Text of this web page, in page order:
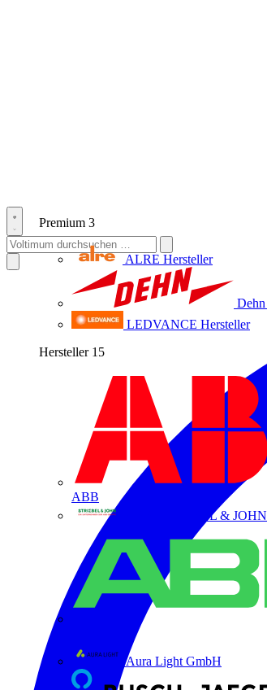
Premium 3
ALRE Hersteller
Dehn
LEDVANCE Hersteller
Hersteller 15
ABB
ABB STRIEBEL & JOHN
Aura Light GmbH